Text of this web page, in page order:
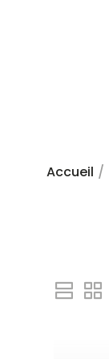
Accueil